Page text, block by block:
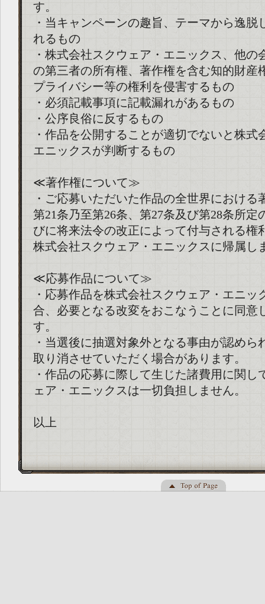
す。
・当キャンペーンの趣旨、テーマから逸脱
れるもの
・株式会社スクウェア・エニックス、他の
の第三者の所有権、著作権を含む知的財産
プライバシー等の権利を侵害するもの
・必須記載事項に記載漏れがあるもの
・公序良俗に反するもの
・作品を公開することが適切でないと株式
エニックスが判断するもの
≪著作権について≫
・ご応募いただいた作品の全世界における
第21条乃至第26条、第27条及び第28条所定
びに将来法令の改正によって付与される権
株式会社スクウェア・エニックスに帰属し
≪応募作品について≫
・応募作品を株式会社スクウェア・エニッ
合、必要となる改変をおこなうことに同意
す。
・当選後に抽選対象外となる事由が認めら
取り消させていただく場合があります。
・作品の応募に際して生じた諸費用に関し
ェア・エニックスは一切負担しません。
以上